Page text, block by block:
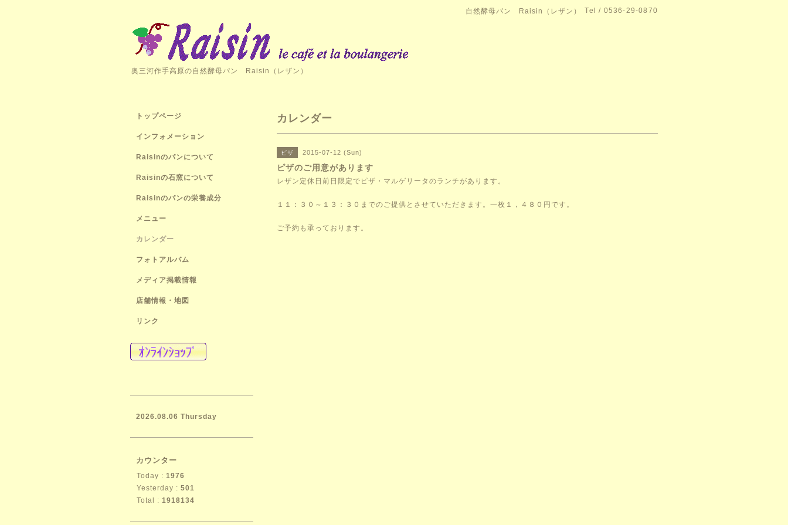
自然酵母パン Raisin（レザン） Tel / 0536-29-0870
奥三河作手高原の自然酵母パン Raisin（レザン）
カレンダー
ピザ 2015-07-12 (Sun)
ピザのご用意があります
レザン定休日前日限定でピザ・マルゲリータのランチがあります。
１１：３０～１３：３０までのご提供とさせていただきます。一枚１，４８０円です。
ご予約も承っております。
トップページ
インフォメーション
Raisinのパンについて
Raisinの石窯について
Raisinのパンの栄養成分
メニュー
カレンダー
フォトアルバム
メディア掲載情報
店舗情報・地図
リンク
2026.08.06 Thursday
カウンター
Today : 1976
Yesterday : 501
Total : 1918134